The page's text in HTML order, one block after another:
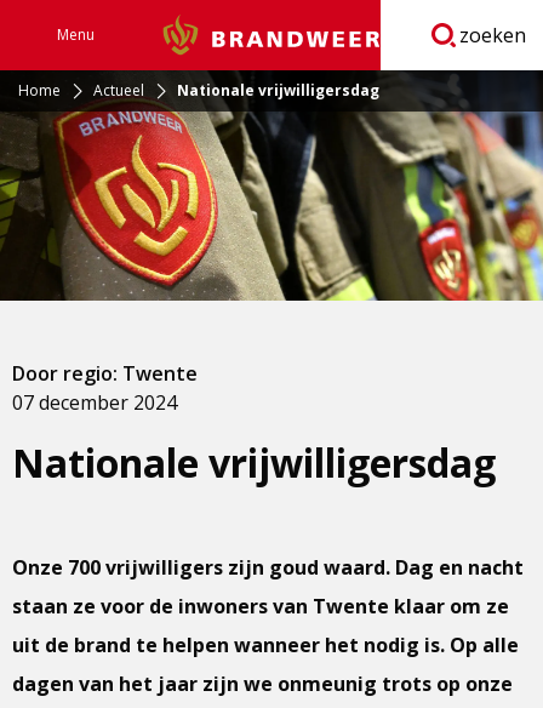
Menu Brandweer zoeken
Home Actueel Nationale vrijwilligersdag
Nationale vrijwilligersdag
07 december 2024
Door regio: Twente
Onze 700 vrijwilligers zijn goud waard. Dag en nacht
staan ze voor de inwoners van Twente klaar om ze
uit de brand te helpen wanneer het nodig is. Op alle
dagen van het jaar zijn we onmeunig trots op onze